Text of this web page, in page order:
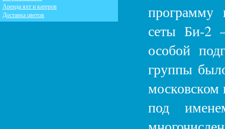
программу
сеты Би-2
особой
группы
под
Аренда яхт и катеров
Доставка цветов